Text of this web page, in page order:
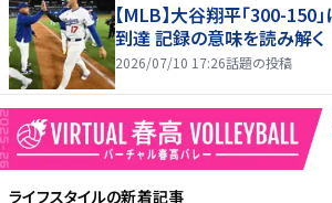
【MLB】大谷翔平「300-150
到達 記録の意味を読み解く
2026/07/10 17:26話題の投稿
ライフスタイルの新着記事